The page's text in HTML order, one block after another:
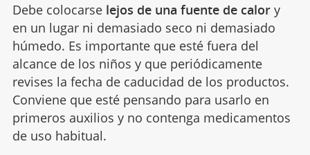
Debe colocarse lejos de una fuente de calory
en un lugar ni demasiado seco ni demasiado
húmedo. Es importante que esté fuera del
alcance de los niños y que periódicamente
revises la fecha de caducidad de los productos.
Conviene que esté pensando para usarlo en
primeros auxilios y no contenga medicamentos
de uso habitual.